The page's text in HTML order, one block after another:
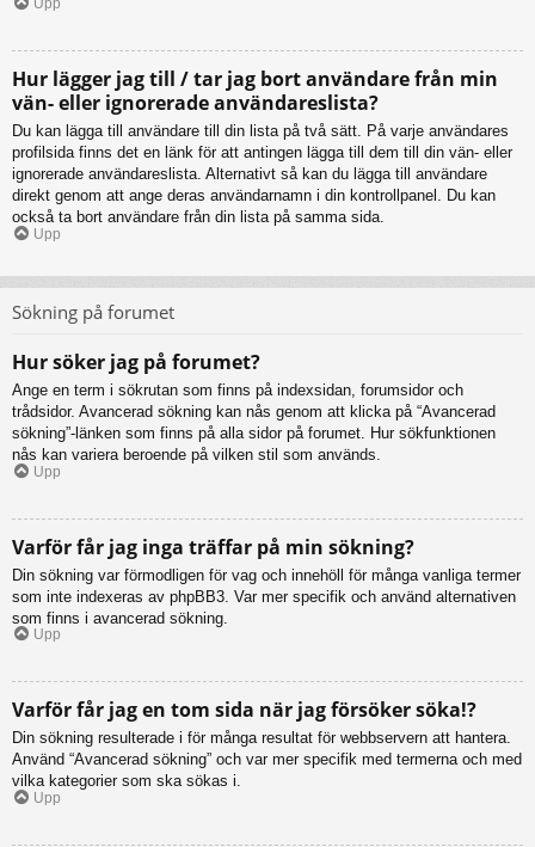
Upp
Hur lägger jag till / tar jag bort användare från min
vän- eller ignorerade användareslista?
Du kan lägga till användare till din lista på två sätt. På varje användares
profilsida finns det en länk för att antingen lägga till dem till din vän- eller
ignorerade användareslista. Alternativt så kan du lägga till användare
direkt genom att ange deras användarnamn i din kontrollpanel. Du kan
också ta bort användare från din lista på samma sida.
Upp
Sökning på forumet
Hur söker jag på forumet?
Ange en term i sökrutan som finns på indexsidan, forumsidor och
trådsidor. Avancerad sökning kan nås genom att klicka på “Avancerad
sökning”-länken som finns på alla sidor på forumet. Hur sökfunktionen
nås kan variera beroende på vilken stil som används.
Upp
Varför får jag inga träffar på min sökning?
Din sökning var förmodligen för vag och innehöll för många vanliga termer
som inte indexeras av phpBB3. Var mer specifik och använd alternativen
som finns i avancerad sökning.
Upp
Varför får jag en tom sida när jag försöker söka!?
Din sökning resulterade i för många resultat för webbservern att hantera.
Använd “Avancerad sökning” och var mer specifik med termerna och med
vilka kategorier som ska sökas i.
Upp